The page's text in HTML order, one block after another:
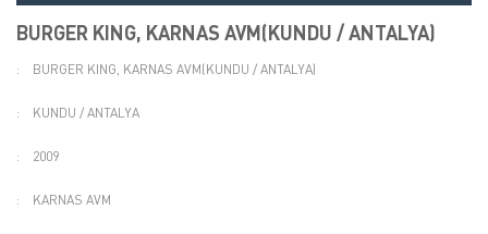
BURGER KING, KARNAS AVM(KUNDU / ANTALYA)
:
:
:
:
BURGER KING, KARNAS AVM(KUNDU / ANTALYA)
KUNDU / ANTALYA
2009
KARNAS AVM